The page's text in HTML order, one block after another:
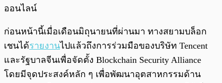
ออนไลน์
ก่อนหน้านี้เมื่อเดือนมิถุนายนที่ผ่านมา ทางสยามบล็อก
เชนได้รายงานไปแล้วถึงการร่วมมือของบริษัท Tencent
และรัฐบาลจีนเพื่อจัดตั้ง Blockchain Security Alliance
โดยมีจุดประสงค์หลัก ๆ เพื่อพัฒนาอุตสาหกรรมด้าน